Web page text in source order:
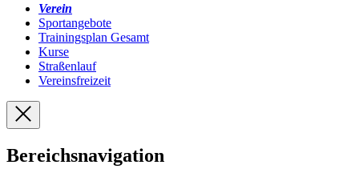
Verein
Sportangebote
Trainingsplan Gesamt
Kurse
Straßenlauf
Vereinsfreizeit
Bereichsnavigation